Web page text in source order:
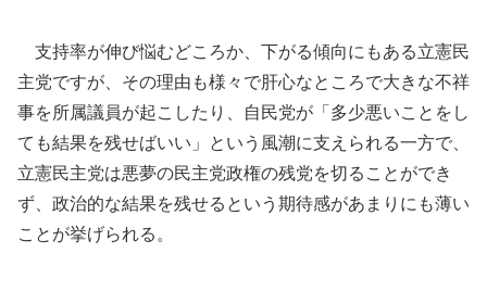
支持率が伸び悩むどころか、下がる傾向にもある立憲民
主党ですが、その理由も様々で肝心なところで大きな不祥
事を所属議員が起こしたり、自民党が「多少悪いことをし
ても結果を残せばいい」という風潮に支えられる一方で、
立憲民主党は悪夢の民主党政権の残党を切ることができ
ず、政治的な結果を残せるという期待感があまりにも薄い
ことが挙げられる。